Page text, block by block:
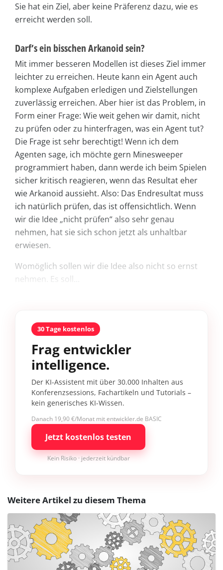
Sie hat ein Ziel, aber keine Präferenz dazu, wie es
erreicht werden soll.
Darf’s ein bisschen Arkanoid sein?
Mit immer besseren Modellen ist dieses Ziel immer
leichter zu erreichen. Heute kann ein Agent auch
komplexe Aufgaben erledigen und Zielstellungen
zuverlässig erreichen. Aber hier ist das Problem, in
Form einer Frage: Wie weit gehen wir damit, nicht
zu prüfen oder zu hinterfragen, was ein Agent tut?
Die Frage ist sehr berechtigt! Wenn ich dem
Agenten sage, ich möchte gern Minesweeper
programmiert haben, dann werde ich beim Spielen
sicher kritisch reagieren, wenn das Resultat eher
wie Arkanoid aussieht. Also: Das Endresultat muss
ich natürlich prüfen, das ist offensichtlich. Wenn
wir die Idee „nicht prüfen“ also sehr genau
nehmen, hat sie sich schon jetzt als unhaltbar
erwiesen.
Womöglich sollen wir die Idee also nicht so ernst
nehmen. Es soll...
30 Tage kostenlos
Frag entwickler
intelligence.
Der KI-Assistent mit über 30.000 Inhalten aus
Konferenzsessions, Fachartikeln und Tutorials –
kein generisches KI-Wissen.
Danach 19,90 €/Monat mit entwickler.de BASIC
Jetzt kostenlos testen
Kein Risiko · jederzeit kündbar
Weitere Artikel zu diesem Thema